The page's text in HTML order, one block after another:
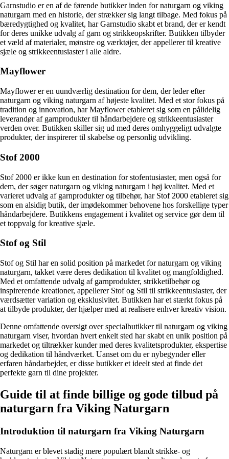
Garnstudio er en af ​​de førende butikker inden for naturgarn og viking
naturgarn med en historie, der strækker sig langt tilbage. Med fokus på
bæredygtighed og kvalitet, har Garnstudio skabt et brand, der er kendt
for deres unikke udvalg af garn og strikkeopskrifter. Butikken tilbyder
et væld af materialer, mønstre og værktøjer, der appellerer til kreative
sjæle og strikkeentusiaster i alle aldre.
Mayflower
Mayflower er en uundværlig destination for dem, der leder efter
naturgarn og viking naturgarn af højeste kvalitet. Med et stor fokus på
tradition og innovation, har Mayflower etableret sig som en pålidelig
leverandør af garnprodukter til håndarbejdere og strikkeentusiaster
verden over. Butikken skiller sig ud med deres omhyggeligt udvalgte
produkter, der inspirerer til skabelse og personlig udvikling.
Stof 2000
Stof 2000 er ikke kun en destination for stofentusiaster, men også for
dem, der søger naturgarn og viking naturgarn i høj kvalitet. Med et
varieret udvalg af garnprodukter og tilbehør, har Stof 2000 etableret sig
som en alsidig butik, der imødekommer behovene hos forskellige typer
håndarbejdere. Butikkens engagement i kvalitet og service gør dem til
et toppvalg for kreative sjæle.
Stof og Stil
Stof og Stil har en solid position på markedet for naturgarn og viking
naturgarn, takket være deres dedikation til kvalitet og mangfoldighed.
Med et omfattende udvalg af garnprodukter, strikketilbehør og
inspirerende kreationer, appellerer Stof og Stil til strikkeentusiaster, der
værdsætter variation og eksklusivitet. Butikken har et stærkt fokus på
at tilbyde produkter, der hjælper med at realisere enhver kreativ vision.
Denne omfattende oversigt over specialbutikker til naturgarn og viking
naturgarn viser, hvordan hvert enkelt sted har skabt en unik position på
markedet og tiltrækker kunder med deres kvalitetsprodukter, ekspertise
og dedikation til håndværket. Uanset om du er nybegynder eller
erfaren håndarbejder, er disse butikker et ideelt sted at finde det
perfekte garn til dine projekter.
Guide til at finde billige og gode tilbud på
naturgarn fra Viking Naturgarn
Introduktion til naturgarn fra Viking Naturgarn
Naturgarn er blevet stadig mere populært blandt strikke- og